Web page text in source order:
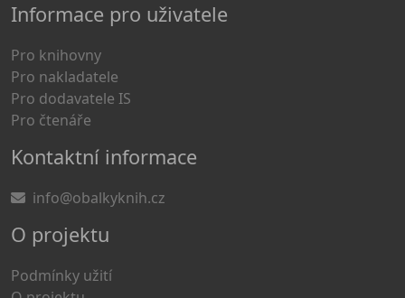
Informace pro uživatele
Pro knihovny
Pro nakladatele
Pro dodavatele IS
Pro čtenáře
Kontaktní informace
info@obalkyknih.cz
O projektu
Podmínky užití